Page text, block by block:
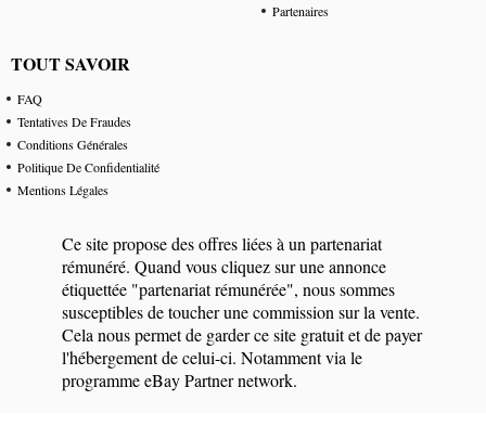
Partenaires
TOUT SAVOIR
FAQ
Tentatives De Fraudes
Conditions Générales
Politique De Confidentialité
Mentions Légales
Ce site propose des offres liées à un partenariat
rémunéré. Quand vous cliquez sur une annonce
étiquettée "partenariat rémunérée", nous sommes
susceptibles de toucher une commission sur la vente.
Cela nous permet de garder ce site gratuit et de payer
l'hébergement de celui-ci. Notamment via le
programme eBay Partner network.